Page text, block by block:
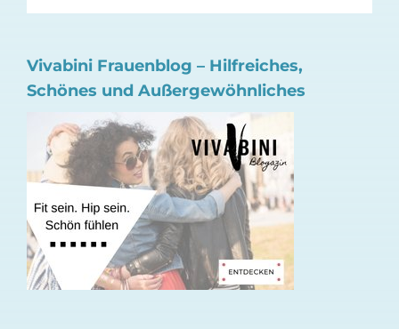
Vivabini Frauenblog – Hilfreiches,
Schönes und Außergewöhnliches